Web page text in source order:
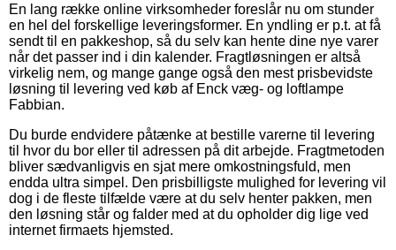
En lang række online virksomheder foreslår nu om stunder
en hel del forskellige leveringsformer. En yndling er p.t. at få
sendt til en pakkeshop, så du selv kan hente dine nye varer
når det passer ind i din kalender. Fragtløsningen er altså
virkelig nem, og mange gange også den mest prisbevidste
løsning til levering ved køb af Enck væg- og loftlampe
Fabbian.
Du burde endvidere påtænke at bestille varerne til levering
til hvor du bor eller til adressen på dit arbejde. Fragtmetoden
bliver sædvanligvis en sjat mere omkostningsfuld, men
endda ultra simpel. Den prisbilligste mulighed for levering vil
dog i de fleste tilfælde være at du selv henter pakken, men
den løsning står og falder med at du opholder dig lige ved
internet firmaets hjemsted.